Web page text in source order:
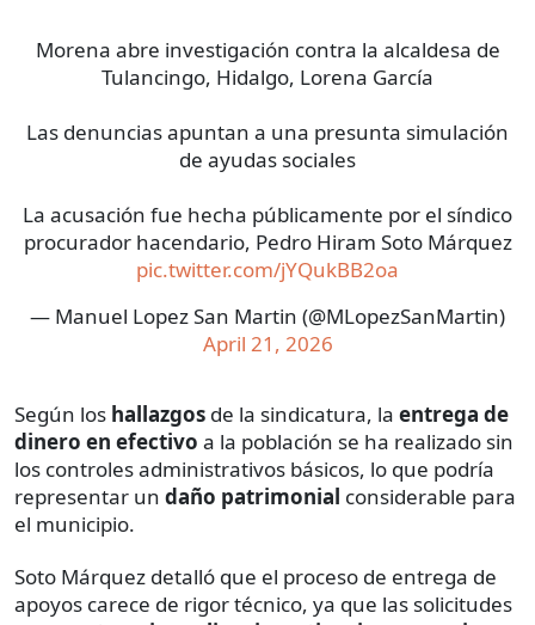
Morena abre investigación contra la alcaldesa de
Tulancingo, Hidalgo, Lorena García
Las denuncias apuntan a una presunta simulación
de ayudas sociales
La acusación fue hecha públicamente por el síndico
procurador hacendario, Pedro Hiram Soto Márquez
pic.twitter.com/jYQukBB2oa
— Manuel Lopez San Martin (@MLopezSanMartin)
April 21, 2026
Según los hallazgos de la sindicatura, la entrega de
dinero en efectivo a la población se ha realizado sin
los controles administrativos básicos, lo que podría
representar un daño patrimonial considerable para
el municipio.
Soto Márquez detalló que el proceso de entrega de
apoyos carece de rigor técnico, ya que las solicitudes